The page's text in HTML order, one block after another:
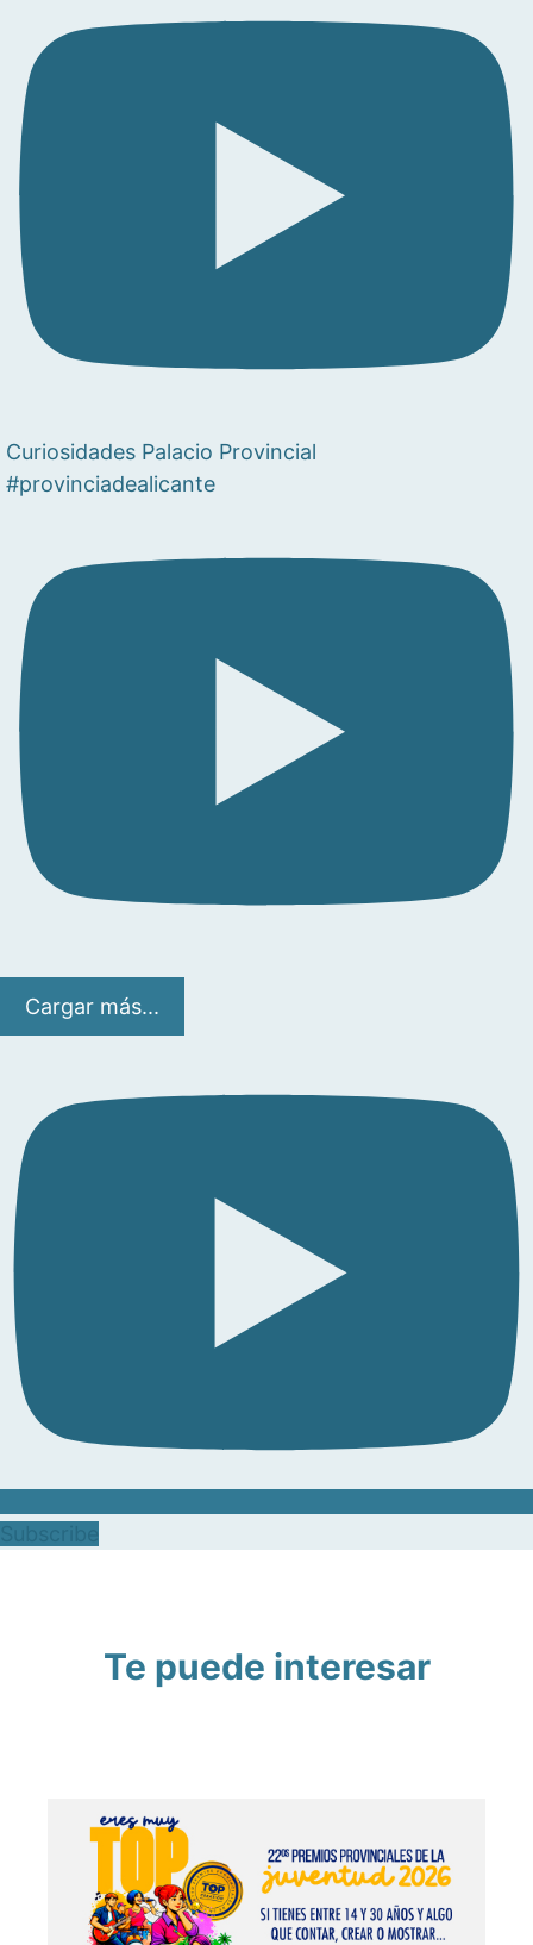
Curiosidades Palacio Provincial
#provinciadealicante
Cargar más...
Te puede interesar